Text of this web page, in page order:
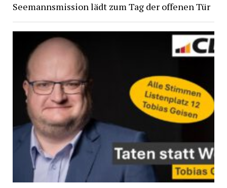
Seemannsmission lädt zum Tag der offenen Tür